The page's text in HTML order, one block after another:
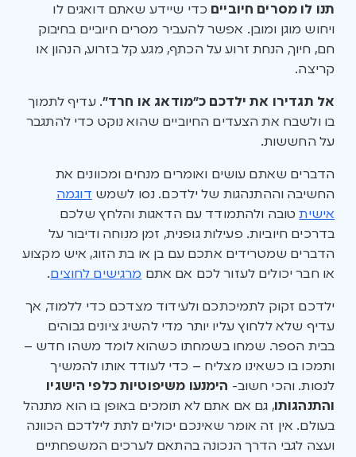
תנו לו מסרים חיוביים כדי שיידע שאתם דואגים לו
ויחוש מוגן ומובן. אפשר להעביר מסרים חיוביים בחיבוק
חם, חיוך, הנחת זרוע על הכתף, מגע קל בזרוע, הנהון או
קריצה.
אל תגדירו את ילדכם כ”מודאג או חרד”. עדיף לתמוך
בו ולשבח את הצעדים החיוביים שהוא נוקט כדי להתגבר
על החששות.
הדברים שאתם עושים ואומרים מנחים ומכוונים את
החשיבה וההתנהגות של ילדכם. נסו לשמש דוגמה
אישיתטובה ולהתמודד עם הדאגות והלחץ שלכם
בדרכים חיוביות. פעילות גופנית, זמן מנוחה ודיבור על
הדברים שמטרידים אתכם עם בן או בת הזוג, איש מקצוע
או חבר יכולים לעזור לכם אם אתם מרגישים לחוצים.
ילדכם זקוק לתמיכתכם ולעידוד מצדכם כדי ללמוד, אך
עדיף שלא ללחוץ עליו יותר מדי להשיג ציונים גבוהים
בבית הספר. שמחו בשמחתו כשהוא לומד משהו חדש –
ותמכו בו כשאינו מצליח – כדי לעודד אותו להמשיך
לנסות. והכי חשוב- הימנעו משיפוטיות כלפי הישגיו
והתנהגותו, גם אם אתם לא תומכים באופן בו הוא מתנהל
בעולם. אין זה אומר שאינכם יכולים לתת לילדכם הכוונה
ועצה לגבי הדרך הנכונה בהתאם לערכים המשפחתיים